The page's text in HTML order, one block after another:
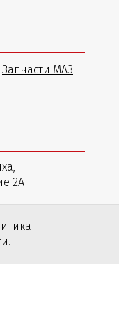
Запчасти МАЗ
2А